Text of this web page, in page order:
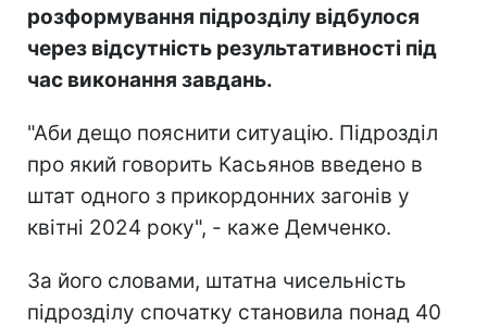
розформування підрозділу відбулося
через відсутність результативності під
час виконання завдань.
"Аби дещо пояснити ситуацію. Підрозділ
про який говорить Касьянов введено в
штат одного з прикордонних загонів у
квітні 2024 року", - каже Демченко.
За його словами, штатна чисельність
підрозділу спочатку становила понад 40